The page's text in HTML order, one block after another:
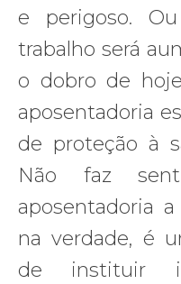
e perigoso.
trabalho será
o dobro de
aposentadoria
de proteção à
Não faz
aposentadoria
na verdade, é
de instituir